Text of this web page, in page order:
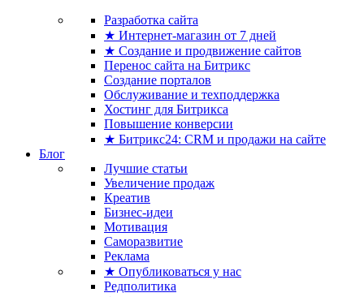
Разработка сайта
★ Интернет-магазин от 7 дней
★ Создание и продвижение сайтов
Перенос сайта на Битрикс
Создание порталов
Обслуживание и техподдержка
Хостинг для Битрикса
Повышение конверсии
★ Битрикс24: CRM и продажи на сайте
Блог
Лучшие статьи
Увеличение продаж
Креатив
Бизнес-идеи
Мотивация
Саморазвитие
Реклама
★ Опубликоваться у нас
Редполитика